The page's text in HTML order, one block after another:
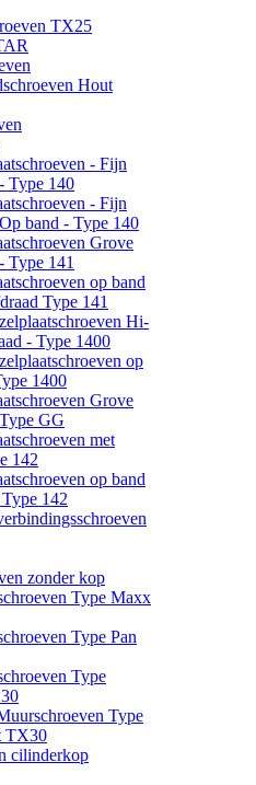
TX25
Hout
- Fijn
Type 140
- Fijn
band - Type 140
Grove
Type 141
op band
Type 141
Hi-
- Type 1400
op
1400
Grove
GG
met
142
op band
142
zonder kop
Type Maxx
Type Pan
Type
Type
TX30
cilinderkop